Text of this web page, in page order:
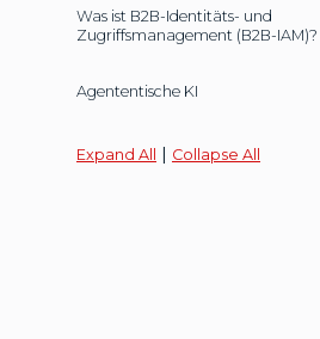
Was ist B2B-Identitäts- und
Zugriffsmanagement (B2B-IAM)?
Agententische KI
Expand All | Collapse All